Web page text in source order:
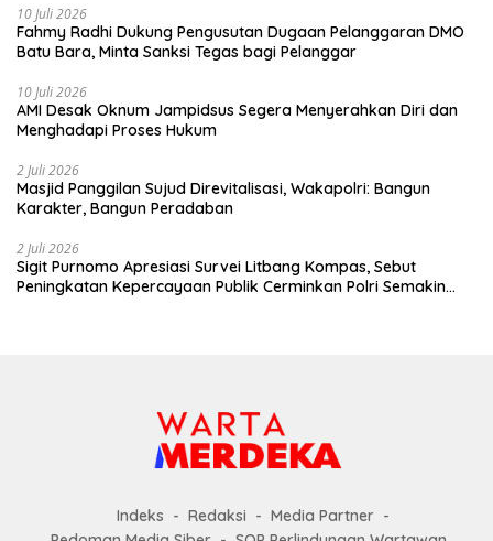
10 Juli 2026
Fahmy Radhi Dukung Pengusutan Dugaan Pelanggaran DMO
Batu Bara, Minta Sanksi Tegas bagi Pelanggar
10 Juli 2026
AMI Desak Oknum Jampidsus Segera Menyerahkan Diri dan
Menghadapi Proses Hukum
2 Juli 2026
Masjid Panggilan Sujud Direvitalisasi, Wakapolri: Bangun
Karakter, Bangun Peradaban
2 Juli 2026
Sigit Purnomo Apresiasi Survei Litbang Kompas, Sebut
Peningkatan Kepercayaan Publik Cerminkan Polri Semakin
Indeks Redaksi
Media Partner